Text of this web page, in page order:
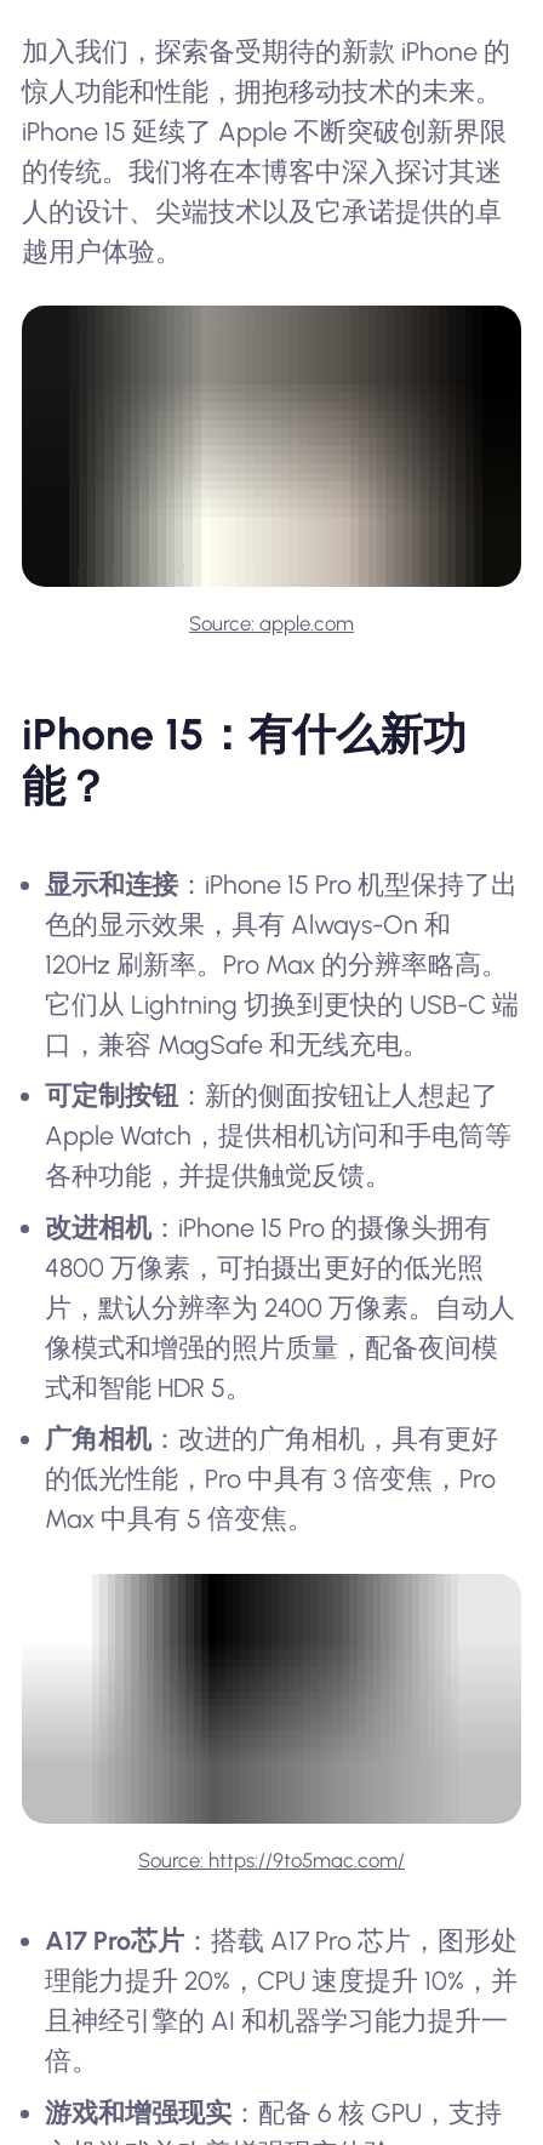
加入我们，探索备受期待的新款 iPhone 的
惊人功能和性能，拥抱移动技术的未来。
iPhone 15 延续了 Apple 不断突破创新界限
的传统。我们将在本博客中深入探讨其迷
人的设计、尖端技术以及它承诺提供的卓
越用户体验。
Source: apple.com
iPhone 15：有什么新功
能？
显示和连接 ：iPhone 15 Pro 机型保持了出
色的显示效果，具有 Always-On 和
120Hz 刷新率。Pro Max 的分辨率略高。
它们从 Lightning 切换到更快的 USB-C 端
口，兼容 MagSafe 和无线充电。
可定制按钮 ：新的侧面按钮让人想起了
Apple Watch，提供相机访问和手电筒等
各种功能，并提供触觉反馈。
改进相机：iPhone 15 Pro 的摄像头拥有
4800 万像素，可拍摄出更好的低光照
片，默认分辨率为 2400 万像素。自动人
像模式和增强的照片质量，配备夜间模
式和智能 HDR 5。
广角相机：改进的广角相机，具有更好
的低光性能，Pro 中具有 3 倍变焦，Pro
Max 中具有 5 倍变焦。
Source: https://9to5mac.com/
A17 Pro芯片 ：搭载 A17 Pro 芯片，图形处
理能力提升 20%，CPU 速度提升 10%，并
且神经引擎的 AI 和机器学习能力提升一
倍。
游戏和增强现实 ：配备 6 核 GPU，支持